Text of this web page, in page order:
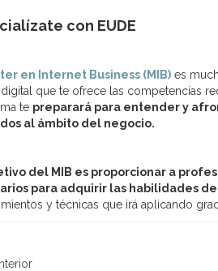
con EUDE
en Internet Business (MIB) es
que te ofrece las competencias
te preparará para entender y
al ámbito del negocio.
del MIB es proporcionar a
para adquirir las habilidades
y técnicas que irá aplicando